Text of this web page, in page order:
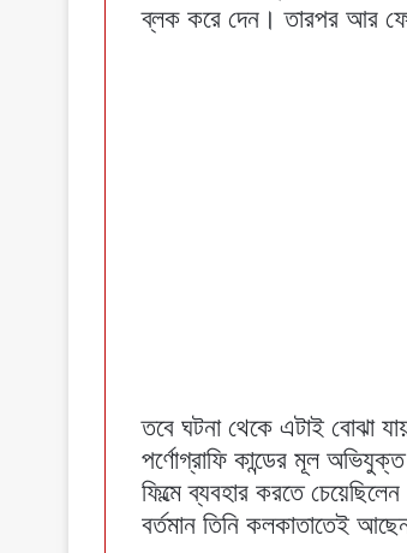
ব্লক করে দেন। তারপর আর
তবে ঘটনা থেকে এটাই বোঝা
পর্ণোগ্রাফি কান্ডের মূল অভিযুক্ত
ফিল্মে ব্যবহার করতে
বর্তমান তিনি কলকাতাতেই